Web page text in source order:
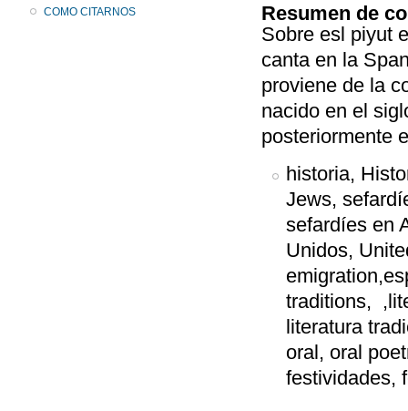
COMO CITARNOS
Resumen de
Sobre esl piyut
canta en la
proviene de la
nacido en el
posteriormente
historia,
Jews,
sefardíes en
Unidos,
traditions,
literatura
oral, oral
festividades,